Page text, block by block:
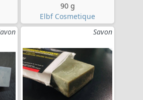
90 g
Elbf Cosmetique
Savon